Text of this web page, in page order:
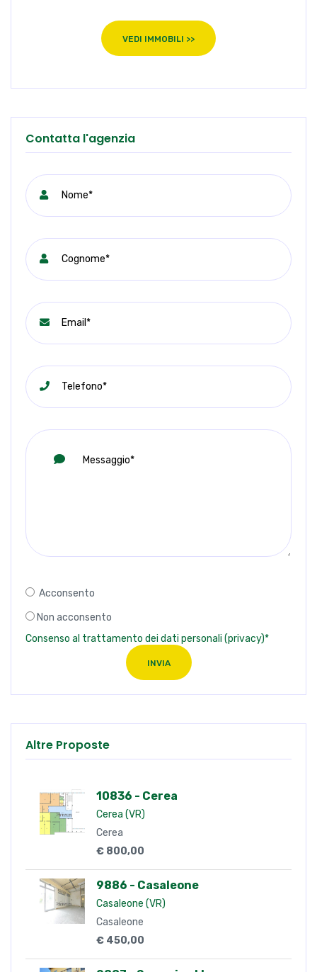
VEDI IMMOBILI >>
Contatta l'agenzia
Acconsento
Non acconsento
Consenso al trattamento dei dati personali (privacy)*
INVIA
Altre Proposte
10836 - Cerea
Cerea (VR)
Cerea
€ 800,00
9886 - Casaleone
Casaleone (VR)
Casaleone
€ 450,00